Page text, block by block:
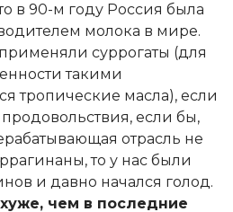
в 90-м году Россия была
молока в мире.
суррогаты (для
такими
тропические масла), если
если бы,
отрасль не
то у нас были
и давно начался голод.
чем в последние